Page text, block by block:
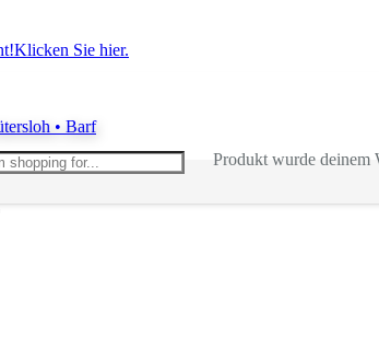
Klicken Sie hier.
Produktwurde deinem